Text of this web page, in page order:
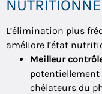
L’élimination plus
améliore l’état
Meilleur
potentiellement
chélateurs du